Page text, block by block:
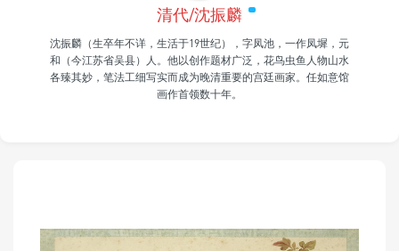
清代/沈振麟
沈振麟（生卒年不详，生活于19世纪），字凤池，一作凤墀，元
和（今江苏省吴县）人。他以创作题材广泛，花鸟虫鱼人物山水
各臻其妙，笔法工细写实而成为晚清重要的宫廷画家。任如意馆
画作首领数十年。